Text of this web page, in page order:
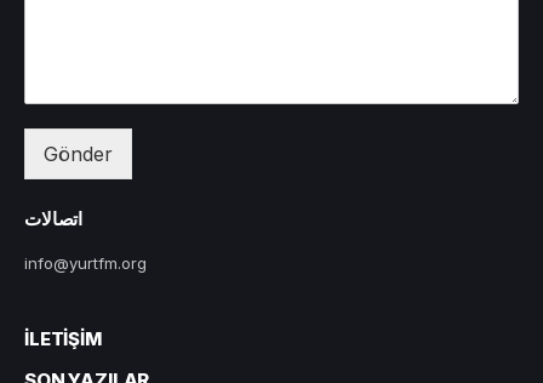
Gönder
اتصالات
info@yurtfm.org
İLETIŞIM